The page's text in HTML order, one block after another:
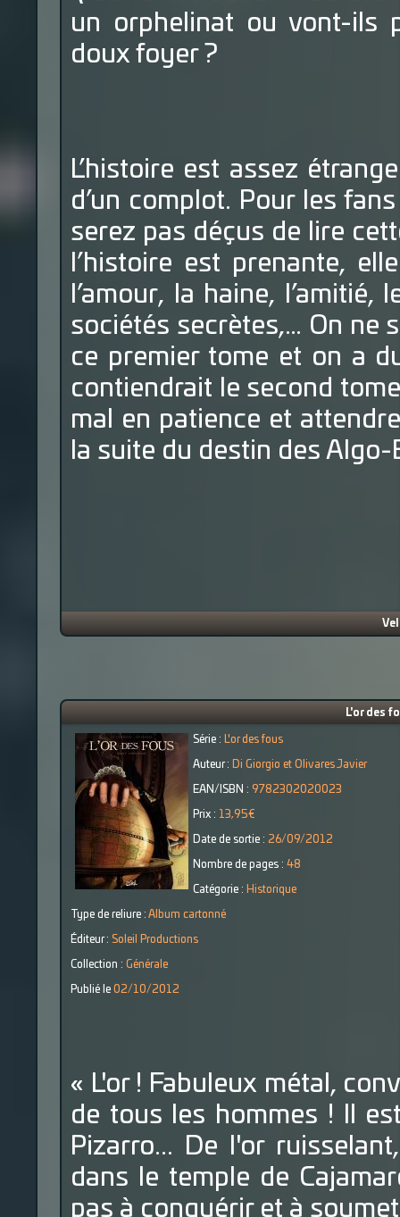
un orphelinat ou vont-ils
doux foyer ?
L’histoire est assez
d’un complot. Pour les
serez pas déçus de lire
l’histoire est prenante,
l’amour, la haine,
sociétés secrètes,… On ne
ce premier tome et on a
contiendrait le second
mal en patience et
la suite du destin des Algo-
L'or des
Série : L'or des fous
Auteur : Di Giorgio et Olivares Javier
EAN/ISBN : 9782302020023
Prix : 13,95€
Date de sortie : 26/09/2012
Nombre de pages : 48
Catégorie : Historique
Type de reliure : Album cartonné
Éditeur : Soleil Productions
Collection : Générale
Publié le 02/10/2012
« L'or ! Fabuleux métal,
de tous les hommes ! Il
Pizarro... De l'or
dans le temple de
pas à conquérir et à